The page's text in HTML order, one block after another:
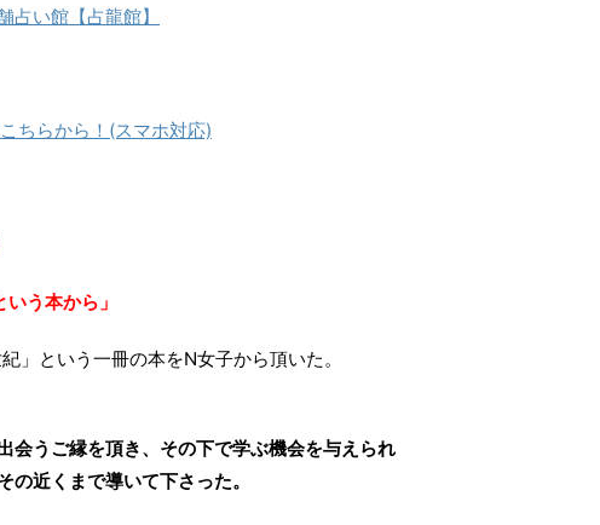
占い館【占龍館】
ちらから！(スマホ対応)
う本から」
」という一冊の本をN女子から頂いた。
会うご縁を頂き、その下で学ぶ機会を与えられ
の近くまで導いて下さった。